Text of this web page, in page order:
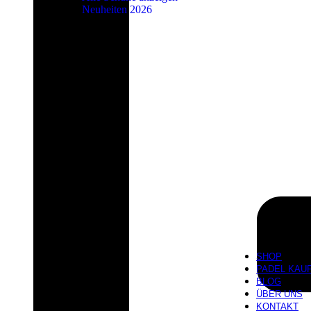
Neuheiten 2026
SHOP
PADEL
BLOG
ÜBER UNS
KONTAKT